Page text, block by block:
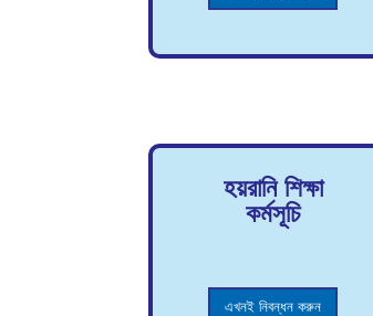
হয়রানি শিক্ষা
কর্মসূচি
এখনই নিবন্ধন করুন